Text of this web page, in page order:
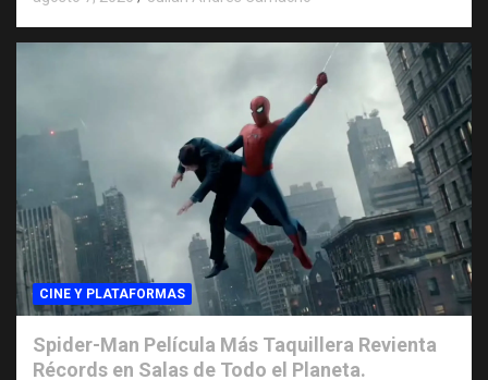
CINE Y PLATAFORMAS
Spider-Man Película Más Taquillera Revienta
Récords en Salas de Todo el Planeta.